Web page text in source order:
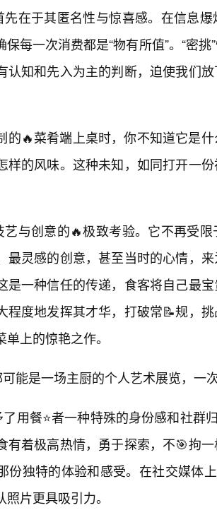
先在于其匿名性与惊喜感。在信息
每一次消费都是“物有所值”。“密
认知和先入为主的判断，迫使我们
的🔥菜肴端上桌时，你不知道它是
样的风味。这种未知，如同打开一
艺与创意的🔥极致考验。它不再受
最灵感的创意，甚至当时的心情，
是一种信任的传递，食客将自己最宝
程度地发挥其才华，打破常📝规，
上的惊艳之作。
可能是一场主厨的个人艺术展览，一
了用餐⭐者一种特殊的身份感和社群
有着极高热情，勇于探索，不🎯拘
份独特的体验和感受。在社交媒体
片更具吸引力。